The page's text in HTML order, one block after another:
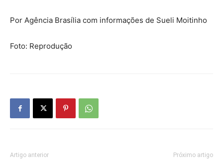
Por Agência Brasília com informações de Sueli Moitinho
Foto: Reprodução
Artigo anterior Próximo artigo